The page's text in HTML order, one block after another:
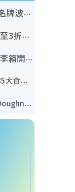
開倉優惠 | 尖沙咀海港城名牌波鞋開倉低至1折！On鞋$899起／Joy&Peace鞋履$98起
CHANEL美妝限時減價低至3折！人氣粉底/唇膏/精華液低至$275！COCO香水都有平
開倉優惠｜尖沙咀名牌行李箱開倉低至4折！一連5日 American Tourister/ace./Hallmark $200起！
【8月生日優惠2026】全港85大食買玩著數攻略 自助餐/火鍋放題同行免費＋誠品/DONKI送現金券
開倉優惠｜銅鑼灣時代廣場Doughnut/Campo Marzio開倉低至1折！背囊、書包、手袋劈價$200起